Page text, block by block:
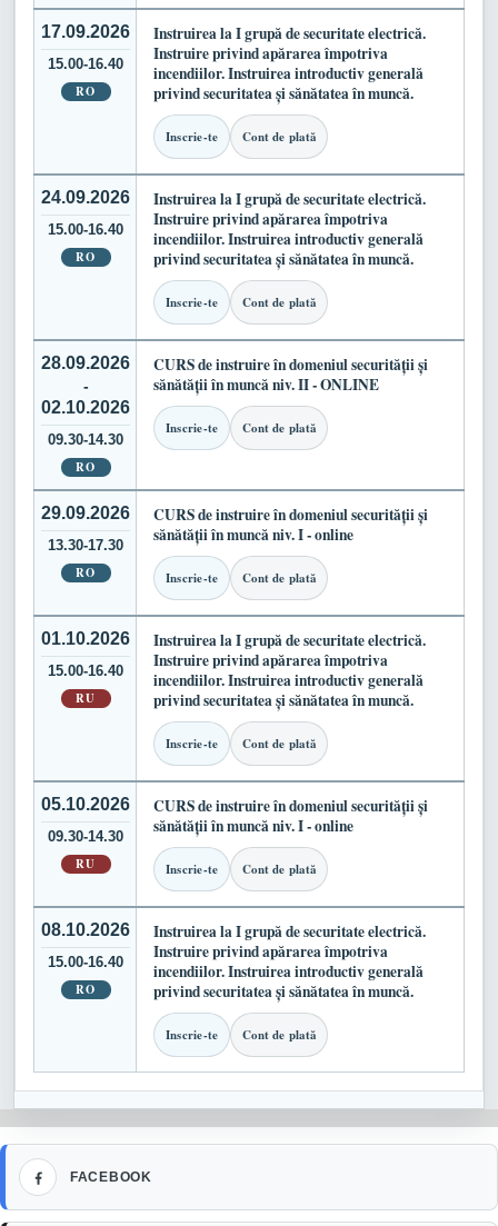
17.09.2026
15.00-16.40
RO
Instruirea la I grupă de securitate electrică.
Instruire privind apărarea împotriva
incendiilor. Instruirea introductiv generală
privind securitatea și sănătatea în muncă.
Inscrie-te Cont de plată
24.09.2026
15.00-16.40
RO
Instruirea la I grupă de securitate electrică.
Instruire privind apărarea împotriva
incendiilor. Instruirea introductiv generală
privind securitatea și sănătatea în muncă.
Inscrie-te Cont de plată
28.09.2026
-
02.10.2026
09.30-14.30
RO
CURS de instruire în domeniul securității și
sănătății în muncă niv. II - ONLINE
Inscrie-te Cont de plată
29.09.2026
13.30-17.30
RO
CURS de instruire în domeniul securității și
sănătății în muncă niv. I - online
Inscrie-te Cont de plată
01.10.2026
15.00-16.40
RU
Instruirea la I grupă de securitate electrică.
Instruire privind apărarea împotriva
incendiilor. Instruirea introductiv generală
privind securitatea și sănătatea în muncă.
Inscrie-te Cont de plată
05.10.2026
09.30-14.30
RU
CURS de instruire în domeniul securității și
sănătății în muncă niv. I - online
Inscrie-te Cont de plată
08.10.2026
15.00-16.40
RO
Instruirea la I grupă de securitate electrică.
Instruire privind apărarea împotriva
incendiilor. Instruirea introductiv generală
privind securitatea și sănătatea în muncă.
Inscrie-te Cont de plată
FACEBOOK
Facebook